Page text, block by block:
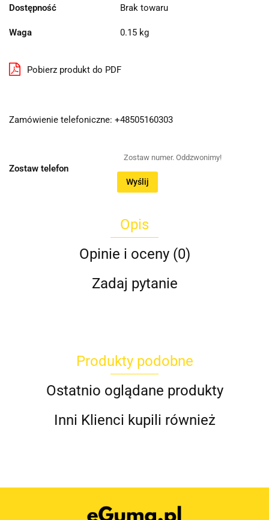
Dostępność Brak towaru
Waga 0.15 kg
Pobierz produkt do PDF
Zamówienie telefoniczne: +48505160303
Zostaw telefon
Wyślij
Opis
Opinie i oceny (0)
Zadaj pytanie
Produkty podobne
Ostatnio oglądane produkty
Inni Klienci kupili również